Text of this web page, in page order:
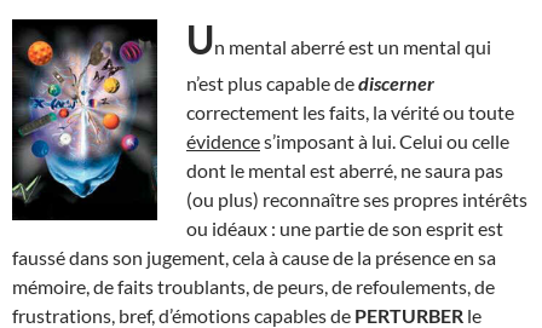
Un mental aberré est un mental qui
n’est plus capable dediscerner
correctement les faits, la vérité ou toute
évidences’imposant à lui. Celui ou celle
dont le mental est aberré, ne saura pas
(ou plus) reconnaître ses propres intérêts
ou idéaux : une partie de son esprit est
faussé dans son jugement, cela à cause de la présence en sa
mémoire, de faits troublants, de peurs, de refoulements, de
frustrations, bref, d’émotions capables de PERTURBER le